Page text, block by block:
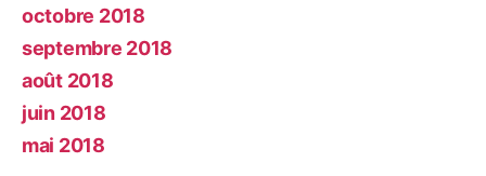
octobre 2018
septembre 2018
août 2018
juin 2018
mai 2018